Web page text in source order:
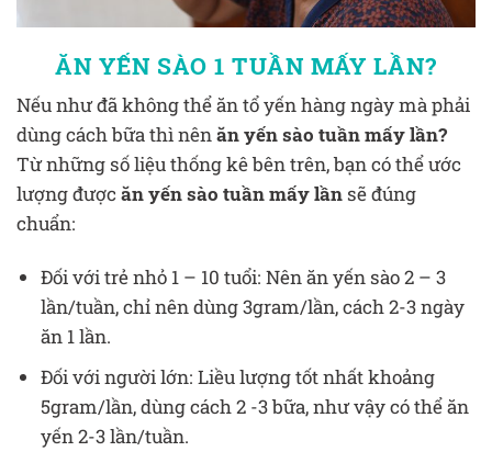
ĂN YẾN SÀO 1 TUẦN MẤY LẦN?
Nếu như đã không thể ăn tổ yến hàng ngày mà phải
dùng cách bữa thì nênăn yến sào tuần mấy lần?
Từ những số liệu thống kê bên trên, bạn có thể ước
lượng đượcăn yến sào tuần mấy lầnsẽ đúng
chuẩn:
Đối với trẻ nhỏ 1 – 10 tuổi: Nên ăn yến sào 2 – 3
lần/tuần, chỉ nên dùng 3gram/lần, cách 2-3 ngày
ăn 1 lần.
Đối với người lớn: Liều lượng tốt nhất khoảng
5gram/lần, dùng cách 2 -3 bữa, như vậy có thể ăn
yến 2-3 lần/tuần.